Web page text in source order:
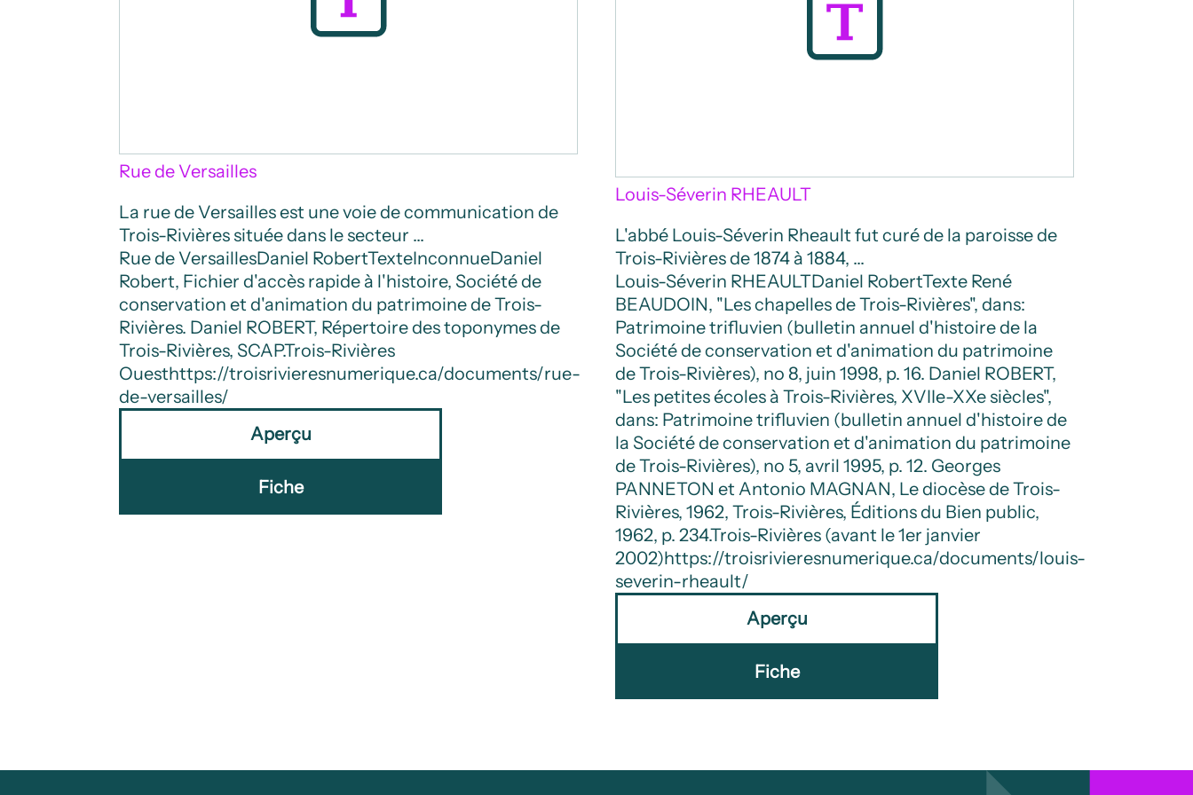
Rue de Versailles
La rue de Versailles est une voie de communication de
Trois-Rivières située dans le secteur …
Rue de VersaillesDaniel RobertTexteInconnueDaniel
Robert, Fichier d'accès rapide à l'histoire, Société de
conservation et d'animation du patrimoine de Trois-
Rivières. Daniel ROBERT, Répertoire des toponymes de
Trois-Rivières, SCAP.Trois-Rivières
Ouesthttps://troisrivieresnumerique.ca/documents/rue-
de-versailles/
Aperçu
Fiche
Louis-Séverin RHEAULT
L'abbé Louis-Séverin Rheault fut curé de la paroisse de
Trois-Rivières de 1874 à 1884, …
Louis-Séverin RHEAULTDaniel RobertTexte René
BEAUDOIN, "Les chapelles de Trois-Rivières", dans:
Patrimoine trifluvien (bulletin annuel d'histoire de la
Société de conservation et d'animation du patrimoine
de Trois-Rivières), no 8, juin 1998, p. 16. Daniel ROBERT,
"Les petites écoles à Trois-Rivières, XVIIe-XXe siècles",
dans: Patrimoine trifluvien (bulletin annuel d'histoire de
la Société de conservation et d'animation du patrimoine
de Trois-Rivières), no 5, avril 1995, p. 12. Georges
PANNETON et Antonio MAGNAN, Le diocèse de Trois-
Rivières, 1962, Trois-Rivières, Éditions du Bien public,
1962, p. 234.Trois-Rivières (avant le 1er janvier
2002)https://troisrivieresnumerique.ca/documents/louis-
severin-rheault/
Aperçu
Fiche